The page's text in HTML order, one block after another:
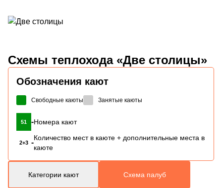
Схемы теплохода «Две столицы»
Обозначения кают
Свободные каюты Занятые каюты
51 -Номера кают
2+3 -
Количество мест в каюте + дополнительные места в
каюте
Категории кают Схема палуб